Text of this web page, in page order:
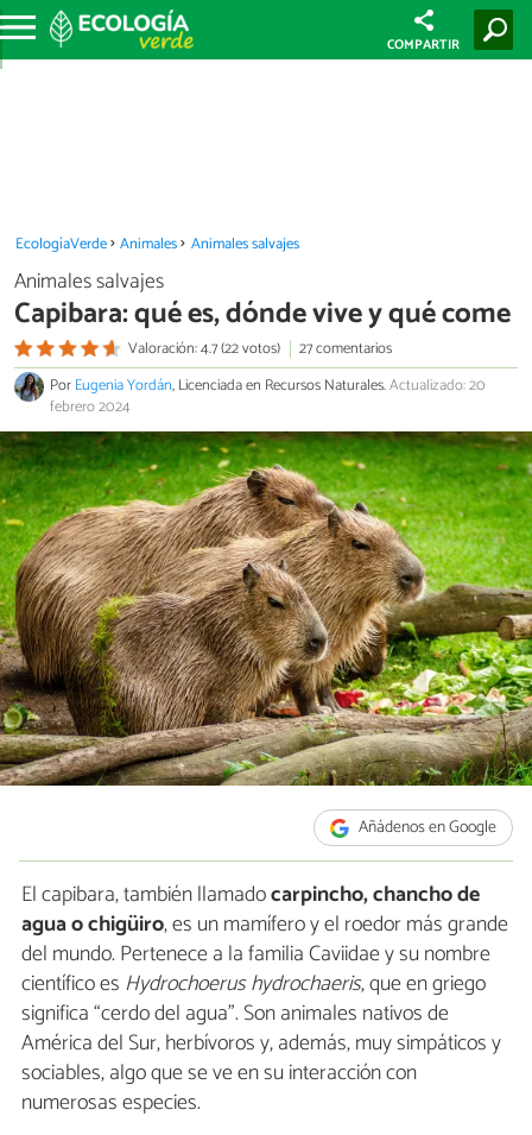
COMPARTIR
EcologíaVerde Animales Animales salvajes
Animales salvajes
Capibara: qué es, dónde vive y qué come
Valoración: 4.7 (22 votos)
27 comentarios
PorEugenia Yordán, Licenciada en Recursos Naturales.Actualizado: 20
febrero 2024
Añádenos en Google
El capibara, también llamadocarpincho, chancho de
agua o chigüiro, es un mamífero y el roedor más grande
del mundo. Pertenece a la familia Caviidae y su nombre
científico es Hydrochoerus hydrochaeris, que en griego
significa “cerdo del agua”. Son animales nativos de
América del Sur, herbívoros y, además, muy simpáticos y
sociables, algo que se ve en su interacción con
numerosas especies.